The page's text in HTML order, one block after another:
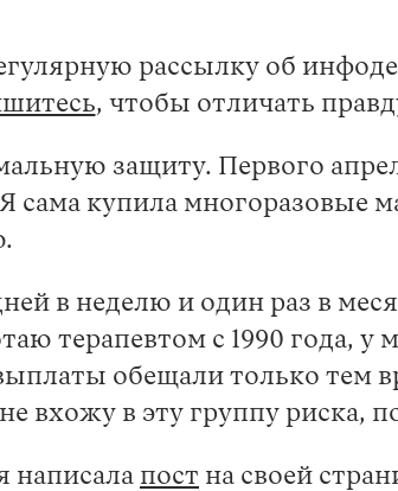
рассылку об
, чтобы отличать
защиту. Первого
сама купила
в неделю и один раз в
терапевтом с 1990 года,
обещали только тем
вхожу в эту группу риска,
написала пост на своей